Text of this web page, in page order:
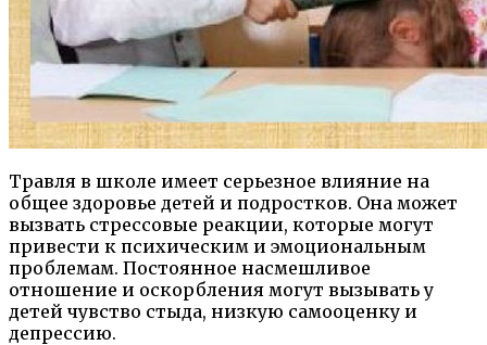
Травля в школе имеет серьезное влияние на
общее здоровье детей и подростков. Она может
вызвать стрессовые реакции, которые могут
привести к психическим и эмоциональным
проблемам. Постоянное насмешливое
отношение и оскорбления могут вызывать у
детей чувство стыда, низкую самооценку и
депрессию.